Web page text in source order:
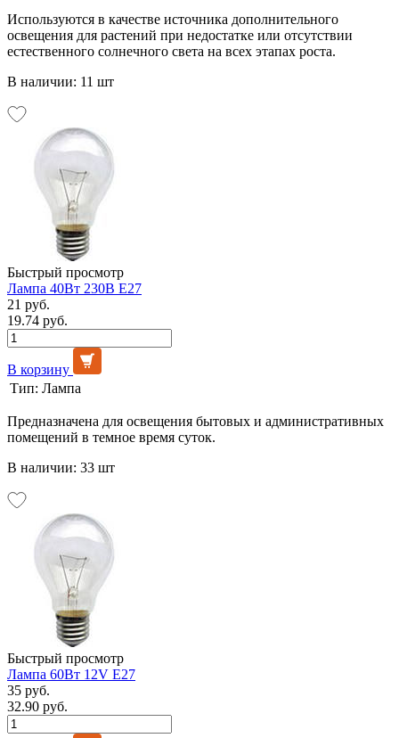
Используются в качестве источника дополнительного
освещения для растений при недостатке или отсутствии
естественного солнечного света на всех этапах роста.
В наличии: 11 шт
Быстрый просмотр
Лампа 40Вт 230В Е27
21 руб.
19.74 руб.
В корзину
Тип: Лампа
Предназначена для освещения бытовых и административных
помещений в темное время суток.
В наличии: 33 шт
Быстрый просмотр
Лампа 60Вт 12V Е27
35 руб.
32.90 руб.